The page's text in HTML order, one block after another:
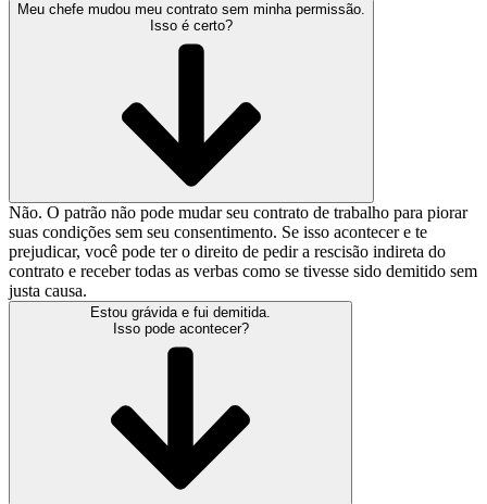
Meu chefe mudou meu contrato sem minha permissão.
Isso é certo?
Não. O patrão não pode mudar seu contrato de trabalho para piorar
suas condições sem seu consentimento. Se isso acontecer e te
prejudicar, você pode ter o direito de pedir a rescisão indireta do
contrato e receber todas as verbas como se tivesse sido demitido sem
justa causa.
Estou grávida e fui demitida.
Isso pode acontecer?